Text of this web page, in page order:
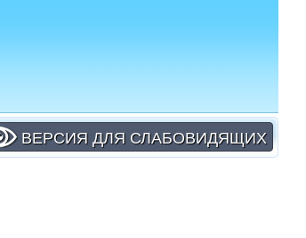
ВЕРСИЯ ДЛЯ СЛАБОВИДЯЩИХ